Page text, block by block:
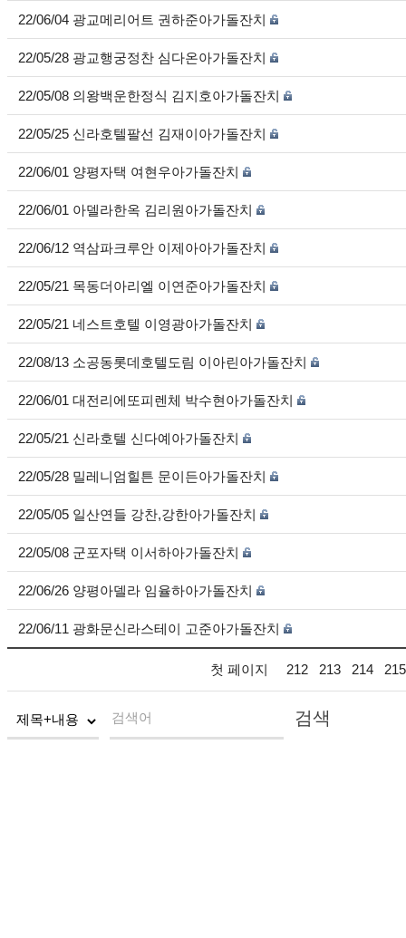
22/06/04 광교메리어트 권하준아가돌잔치
22/05/28 광교행궁정찬 심다온아가돌잔치
22/05/08 의왕백운한정식 김지호아가돌잔치
22/05/25 신라호텔팔선 김재이아가돌잔치
22/06/01 양평자택 여현우아가돌잔치
22/06/01 아델라한옥 김리원아가돌잔치
22/06/12 역삼파크루안 이제아아가돌잔치
22/05/21 목동더아리엘 이연준아가돌잔치
22/05/21 네스트호텔 이영광아가돌잔치
22/08/13 소공동롯데호텔도림 이아린아가돌잔치
22/06/01 대전리에또피렌체 박수현아가돌잔치
22/05/21 신라호텔 신다예아가돌잔치
22/05/28 밀레니엄힐튼 문이든아가돌잔치
22/05/05 일산연들 강찬,강한아가돌잔치
22/05/08 군포자택 이서하아가돌잔치
22/06/26 양평아델라 임율하아가돌잔치
22/06/11 광화문신라스테이 고준아가돌잔치
첫 페이지 212 213 214 215
검색어 검색